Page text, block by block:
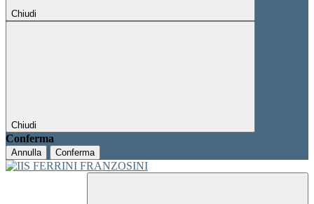
Chiudi
Chiudi
Conferma
Annulla Conferma